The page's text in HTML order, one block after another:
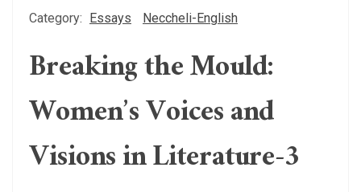
Category: Essays Neccheli-English
Breaking the Mould:
Women’s Voices and
Visions in Literature-3